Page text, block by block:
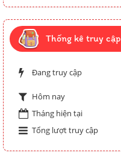
Thống kê truy cập
Đang truy cập
Hôm nay
Tháng hiện tại
Tổng lượt truy cập